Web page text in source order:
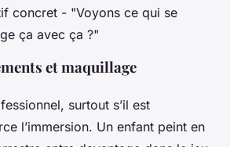
concret - "Voyons ce qui se
ça avec ça ?"
et maquillage
surtout s’il est
l’immersion. Un enfant peint en